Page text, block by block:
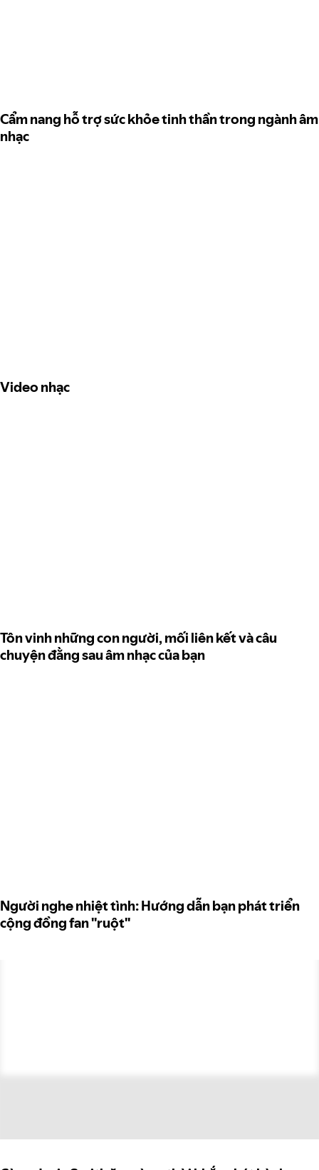
Cẩm nang hỗ trợ sức khỏe tinh thần trong ngành âm
nhạc
Video nhạc
Tôn vinh những con người, mối liên kết và câu
chuyện đằng sau âm nhạc của bạn
Người nghe nhiệt tình: Hướng dẫn bạn phát triển
cộng đồng fan "ruột"